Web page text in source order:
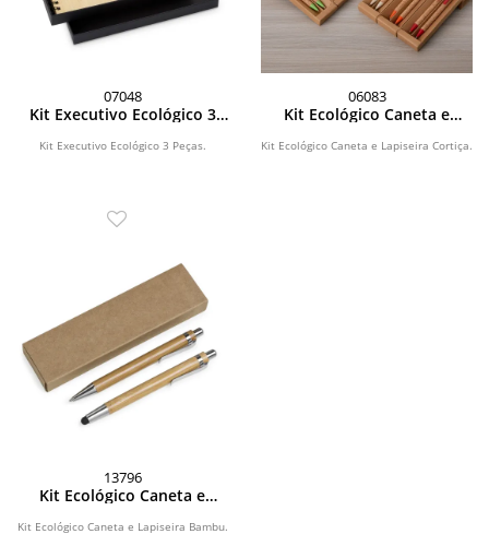
07048
Kit Executivo Ecológico 3
Kit Executivo Ecológico 3 Peças.
06083
Kit Ecológico Caneta e
Kit Ecológico Caneta e Lapiseira Cortiça.
13796
Kit Ecológico Caneta e
Kit Ecológico Caneta e Lapiseira Bambu.